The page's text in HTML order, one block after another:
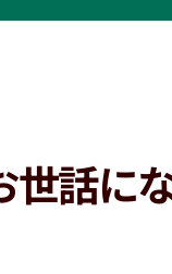
世話に